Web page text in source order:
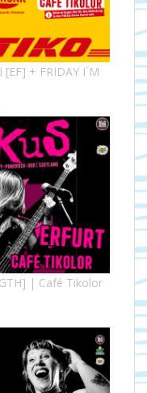
+ FRIDAY I´M
| Café Tikolor